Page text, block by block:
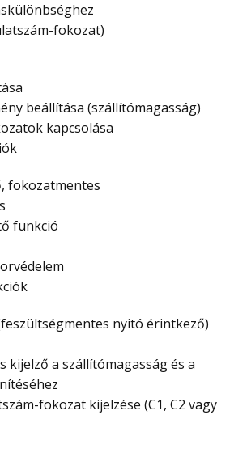
fokozat)
beállítása (szállítómagasság)
kapcsolása
fokozatmentes
funkció
nyitó érintkező)
kijelző a szállítómagasság és a
fokozat kijelzése (C1, C2 vagy